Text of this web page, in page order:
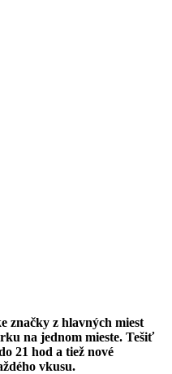
značky z hlavných miest
na jednom mieste. Tešiť
21 hod a tiež nové
vkusu.